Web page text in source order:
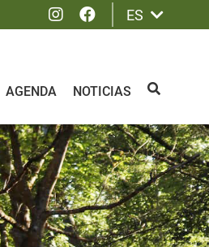
Instagram
Facebook
ES
AGENDA NOTICIAS BUSCAR